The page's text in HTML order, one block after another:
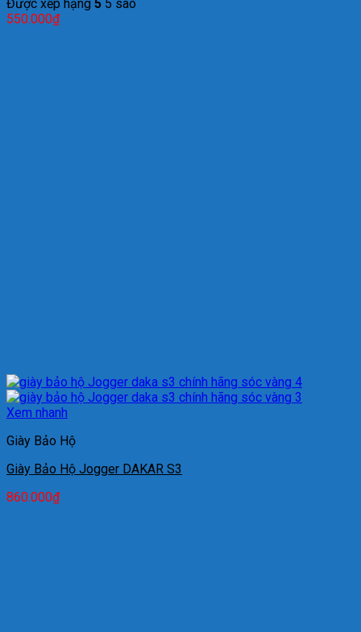
Được xếp hạng 5 5 sao
550.000₫
Xem nhanh
Giày Bảo Hộ
Giày Bảo Hộ Jogger DAKAR S3
860.000₫